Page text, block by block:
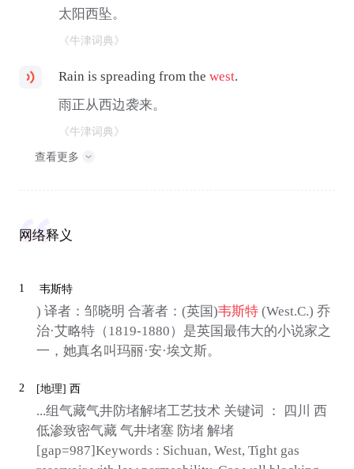
太阳西坠。
《牛津词典》
Rain is spreading from thewest.
雨正从西边袭来。
《牛津词典》
查看更多
网络释义
1 韦斯特
) 译者：邹晓明 合著者：(英国)韦斯特(West.C.) 乔
治·艾略特（1819-1880）是英国最伟大的小说家之
一，她真名叫玛丽·安·埃文斯。
2 [地理] 西
...组气藏气井防堵解堵工艺技术 关键词 ： 四川 西
低渗致密气藏 气井堵塞 防堵 解堵
[gap=987]Keywords : Sichuan, West, Tight gas